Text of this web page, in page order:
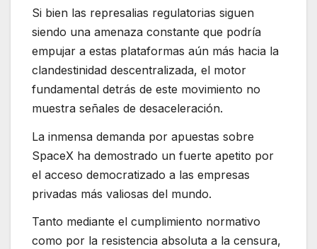
Si bien las represalias regulatorias siguen
siendo una amenaza constante que podría
empujar a estas plataformas aún más hacia la
clandestinidad descentralizada, el motor
fundamental detrás de este movimiento no
muestra señales de desaceleración.
La inmensa demanda por apuestas sobre
SpaceX ha demostrado un fuerte apetito por
el acceso democratizado a las empresas
privadas más valiosas del mundo.
Tanto mediante el cumplimiento normativo
como por la resistencia absoluta a la censura,